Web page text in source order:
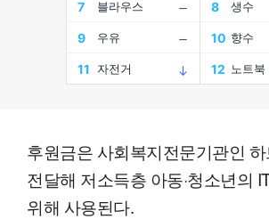
후원금은 사회복지전문기관인
전달해 저소득층 아동·청소년의
위해 사용된다.